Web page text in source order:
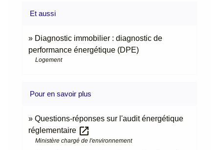
Et aussi
Diagnostic immobilier : diagnostic de
performance énergétique (DPE)
Logement
Pour en savoir plus
Questions-réponses sur l'audit énergétique
réglementaire open_in_new
Ministère chargé de l'environnement